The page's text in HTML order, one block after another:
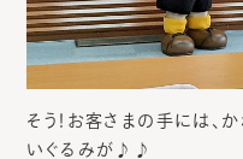
そう！お客さまの手には、
いぐるみが♪♪